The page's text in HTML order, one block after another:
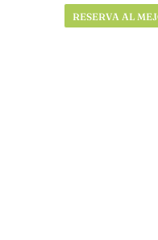
RESERVA AL
RESERVA AL MEJOR